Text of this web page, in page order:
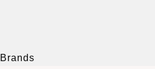
Brands